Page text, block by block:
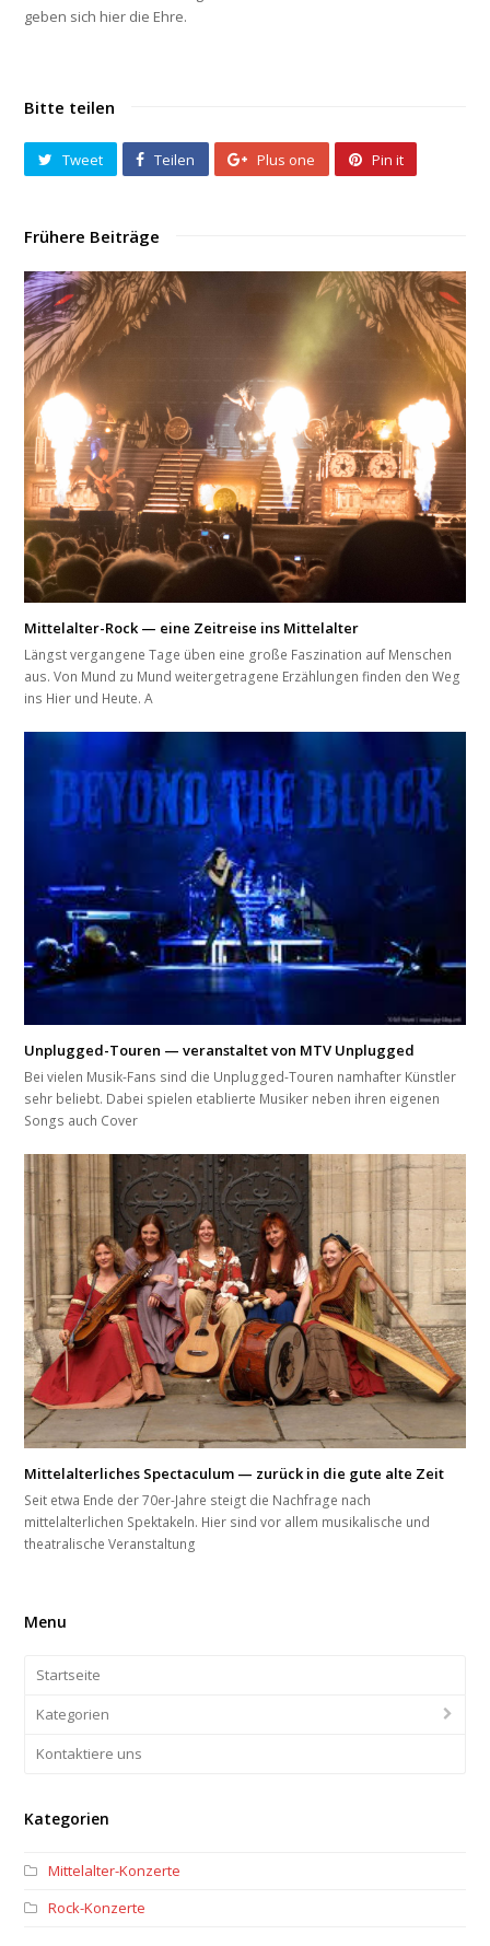
geben sich hier die Ehre.
Bitte teilen
Tweet Teilen Plus one Pin it
Frühere Beiträge
Mittelalter-Rock — eine Zeitreise ins Mittelalter
Längst vergangene Tage üben eine große Faszination auf Menschen
aus. Von Mund zu Mund weitergetragene Erzählungen finden den Weg
ins Hier und Heute. A
Unplugged-Touren — veranstaltet von MTV Unplugged
Bei vielen Musik-Fans sind die Unplugged-Touren namhafter Künstler
sehr beliebt. Dabei spielen etablierte Musiker neben ihren eigenen
Songs auch Cover
Mittelalterliches Spectaculum — zurück in die gute alte Zeit
Seit etwa Ende der 70er-Jahre steigt die Nachfrage nach
mittelalterlichen Spektakeln. Hier sind vor allem musikalische und
theatralische Veranstaltung
Menu
Startseite
Kategorien
Kontaktiere uns
Kategorien
Mittelalter-Konzerte
Rock-Konzerte